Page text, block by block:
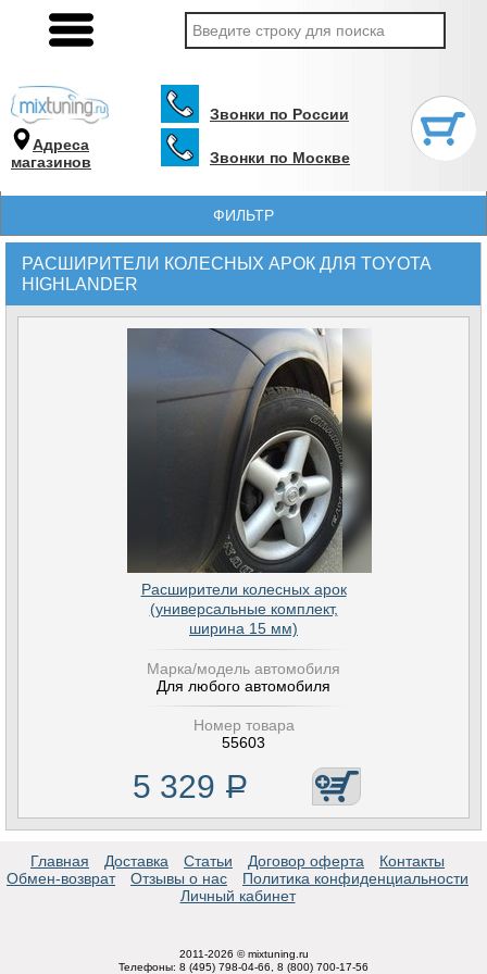
Адреса
магазинов
Звонки по России
Звонки по Москве
ФИЛЬТР
РАСШИРИТЕЛИ КОЛЕСНЫХ АРОК ДЛЯ TOYOTA
HIGHLANDER
Расширители колесных арок
(универсальные комплект,
ширина 15 мм)
Марка/модель автомобиля
Для любого автомобиля
Номер товара
55603
5 329 Р
Главная Доставка Статьи Договор оферта
Контакты
Обмен-возврат
Отзывы о нас
Политика конфиденциальности
Личный кабинет
2011-2026 © mixtuning.ru
Телефоны: 8 (495) 798-04-66, 8 (800) 700-17-56